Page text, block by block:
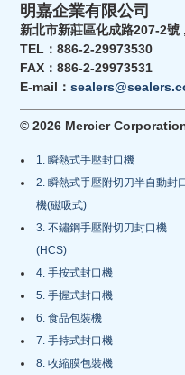
明嘉企業有限公司
新北市新莊區化成路207-2號
TEL：886-2-29973530
FAX：886-2-29973531
E-mail：
© 2026 Mercier
1. 瞬熱式手壓封口機
2. 瞬熱式手壓附切刀半自動封
機(磁吸式)
3. 不鏽鋼手壓附切刀封口機
(HCS)
4. 手按式封口機
5. 手握式封口機
6. 食品包裝機
7. 手持式封口機
8. 收縮膜包裝機